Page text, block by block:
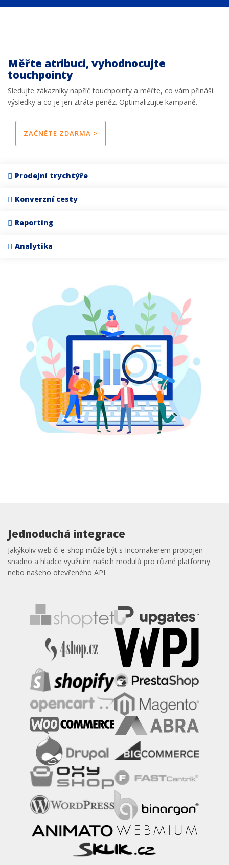
Měřte atribuci, vyhodnocujte
touchpointy
Sledujte zákazníky napříč touchpointy a měřte, co vám přináší
výsledky a co je jen ztráta peněz. Optimalizujte kampaně.
ZAČNĚTE ZDARMA >
Prodejní trychtýře
Konverzní cesty
Reporting
Analytika
Jednoduchá integrace
Jakýkoliv web či e-shop může být s Incomakerem propojen
snadno a hladce využitím našich modulů pro různé platformy
nebo našeho otevřeného API.